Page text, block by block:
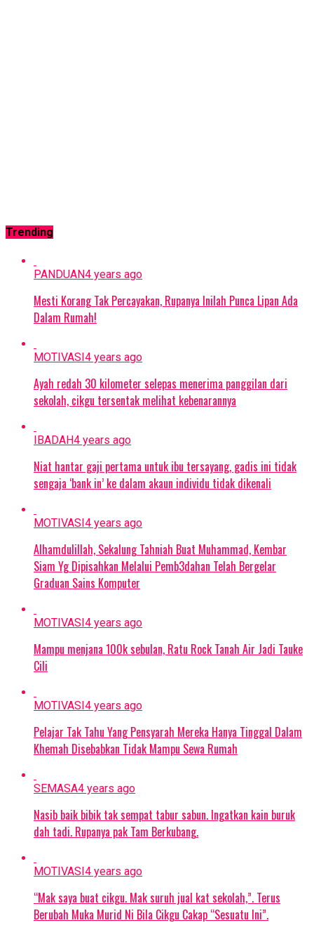
Trending
PANDUAN4 years ago
Mesti Korang Tak Percayakan, Rupanya Inilah Punca Lipan Ada
Dalam Rumah!
MOTIVASI4 years ago
Ayah redah 30 kilometer selepas menerima panggilan dari
sekolah, cikgu tersentak melihat kebenarannya
IBADAH4 years ago
Niat hantar gaji pertama untuk ibu tersayang, gadis ini tidak
sengaja ‘bank in’ ke dalam akaun individu tidak dikenali
MOTIVASI4 years ago
Alhamdulillah, Sekalung Tahniah Buat Muhammad, Kembar
Siam Yg Dipisahkan Melalui Pemb3dahan Telah Bergelar
Graduan Sains Komputer
MOTIVASI4 years ago
Mampu menjana 100k sebulan, Ratu Rock Tanah Air Jadi Tauke
Cili
MOTIVASI4 years ago
Pelajar Tak Tahu Yang Pensyarah Mereka Hanya Tinggal Dalam
Khemah Disebabkan Tidak Mampu Sewa Rumah
SEMASA4 years ago
Nasib baik bibik tak sempat tabur sabun. Ingatkan kain buruk
dah tadi. Rupanya pak Tam Berkubang.
MOTIVASI4 years ago
“Mak saya buat cikgu. Mak suruh jual kat sekolah,”. Terus
Berubah Muka Murid Ni Bila Cikgu Cakap “Sesuatu Ini”.